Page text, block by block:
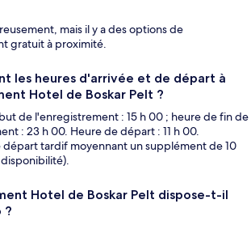
mais il y a des options de
gratuit à proximité.
les heures d'arrivée et de départ à
Hotel de Boskar Pelt ?
de l'enregistrement : 15 h 00 ; heure de fin de
: 23 h 00. Heure de départ : 11 h 00.
départ tardif moyennant un supplément de 10
disponibilité).
Hotel de Boskar Pelt dispose-t-il
?